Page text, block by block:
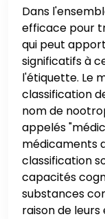
Dans
efficace pour
qui peut
significatifs à
l'étiquette. Le
classification
nom de
appelés
médicaments
classification
capacités
substances
raison de